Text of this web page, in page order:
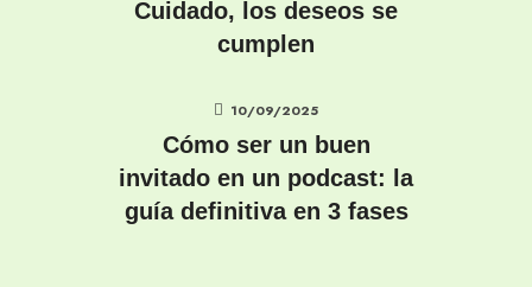
Cuidado, los deseos se
cumplen
10/09/2025
Cómo ser un buen
invitado en un podcast: la
guía definitiva en 3 fases